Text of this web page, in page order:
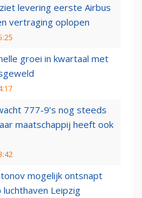
levering eerste Airbus
vertraging oplopen
groei in kwartaal met
777-9’s nog steeds
maatschappij heeft ook
mogelijk ontsnapt
luchthaven Leipzig